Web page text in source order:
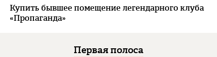
Купить бывшее помещение легендарного клуба
«Пропаганда»
Первая полоса